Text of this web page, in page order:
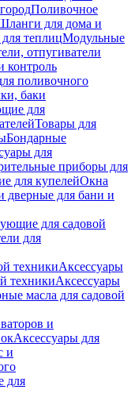
Поливочное
для дома и
теплицМодульные
отпугиватели
контроль
поливочного
баки
для
Товары для
Бондарные
для
приборы для
для купелейОкна
дверные для бани и
для садовой
для
техникиАксессуары
техникиАксессуары
масла для садовой
и
Аксессуары для
и
для